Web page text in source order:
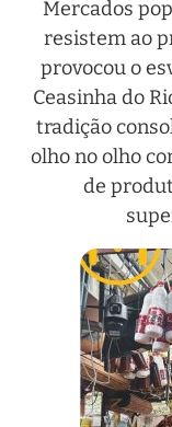
Mercados
resistem ao
provocou o
Ceasinha do
tradição
olho no olho
de